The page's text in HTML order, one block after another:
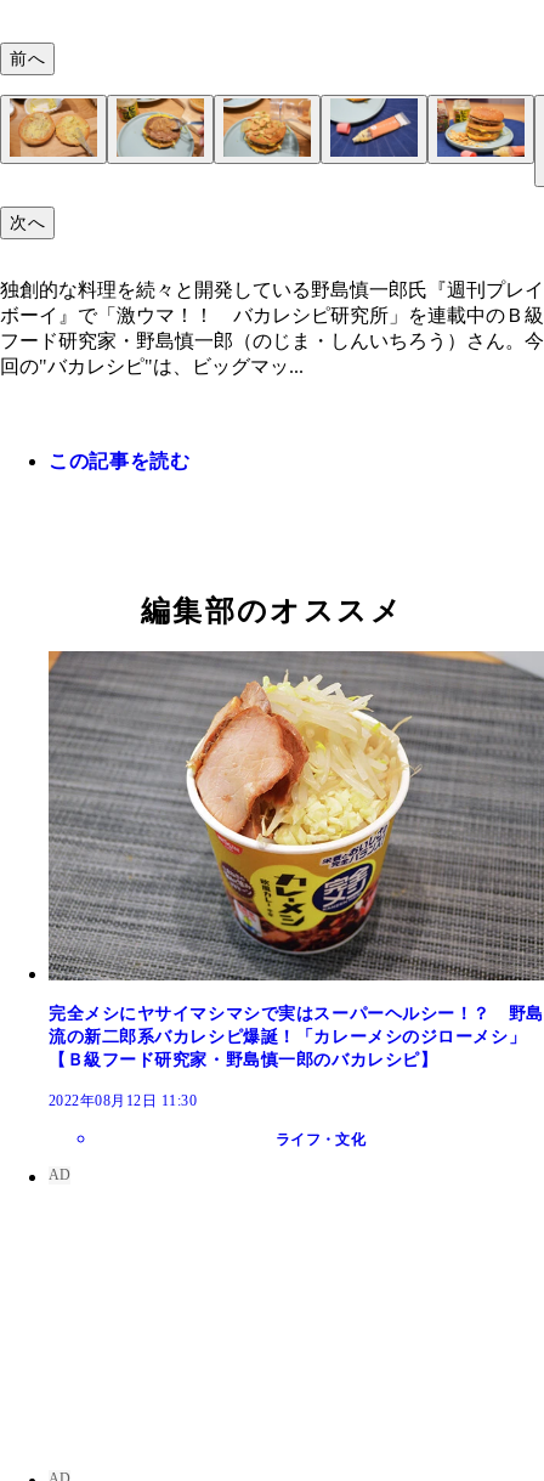
（１）トースト！ ビッグマックを解体し、クラ
（２）背脂！ バンズに焦げ目がついたらトース
（３）チップ！ さらにビッグマックの隙間にガ
（４）チューブ！ ニンニクの香りをブーストす
独創的な料理を続々と開発している野島慎一郎氏
前へ
次へ
独創的な料理を続々と開発している野島慎一郎氏『週刊プレイ
ボーイ』で「激ウマ！！ バカレシピ研究所」を連載中のＢ級
フード研究家・野島慎一郎（のじま・しんいちろう）さん。今
回の"バカレシピ"は、ビッグマッ...
この記事を読む
編集部のオススメ
完全メシにヤサイマシマシで実はスーパーヘルシー！？ 野島
流の新二郎系バカレシピ爆誕！「カレーメシのジローメシ」
【Ｂ級フード研究家・野島慎一郎のバカレシピ】
2022年08月12日 11:30
ライフ・文化